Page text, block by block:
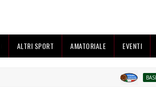
ALTRI SPORT AMATORIALE EVENTI
BASKET